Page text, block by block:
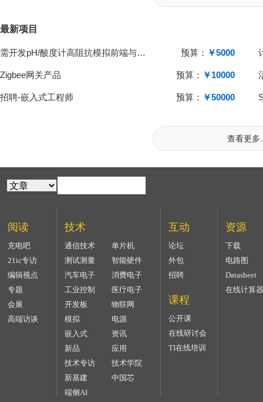
最新项目
需开发pH/酸度计高阻抗模拟前端与单片机系统 预算： ￥5000
Zigbee网关产品 预算： ￥10000
招聘-嵌入式工程师 预算： ￥50000
查看更多
阅读
充电吧
21ic专访
编辑视点
专题
会展
高端访谈
技术
通信技术
单片机
测试测量
智能硬件
汽车电子
消费电子
工业控制
医疗电子
开发板
物联网
模拟
电源
嵌入式
资讯
新品
应用
技术专访
技术学院
新基建
中国芯
端侧AI
互动
论坛
外包
招聘
课程
公开课
在线研讨会
TI在线培训
资源
下载
电路图
Datasheet
在线计算器